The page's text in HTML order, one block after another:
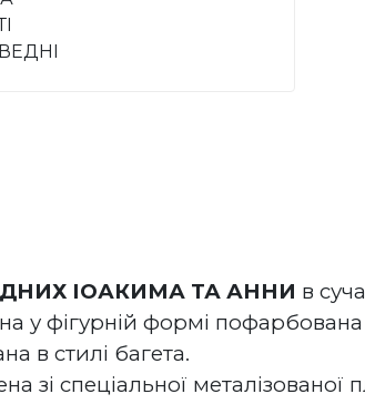
ІОАКИМА ТА АННИ в
у фігурній формі
в стилі багета.
зі спеціальної